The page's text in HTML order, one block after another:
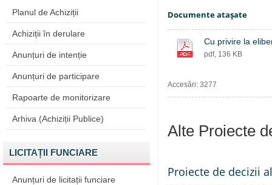
Planul de Achiziții
Achiziții în derulare
Anunțuri de intenție
Anunțuri de participare
Rapoarte de monitorizare
Arhiva (Achiziții Publice)
LICITAȚII FUNCIARE
Anunțuri de licitații funciare
Documente ataşate
Cu privire la
pdf, 136 KB
Accesări: 3277
Alte Proiecte
Proiecte de decizii